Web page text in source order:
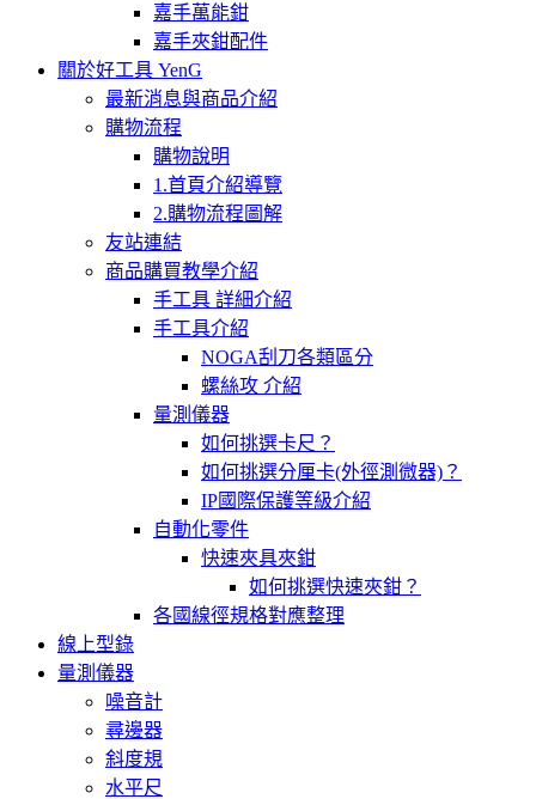
嘉手萬能鉗
嘉手夾鉗配件
關於好工具 YenG
最新消息與商品介紹
購物流程
購物說明
1.首頁介紹導覽
2.購物流程圖解
友站連結
商品購買教學介紹
手工具 詳細介紹
手工具介紹
NOGA刮刀各類區分
螺絲攻 介紹
量測儀器
如何挑選卡尺？
如何挑選分厘卡(外徑測微器)？
IP國際保護等級介紹
自動化零件
快速夾具夾鉗
如何挑選快速夾鉗？
各國線徑規格對應整理
線上型錄
量測儀器
噪音計
尋邊器
斜度規
水平尺